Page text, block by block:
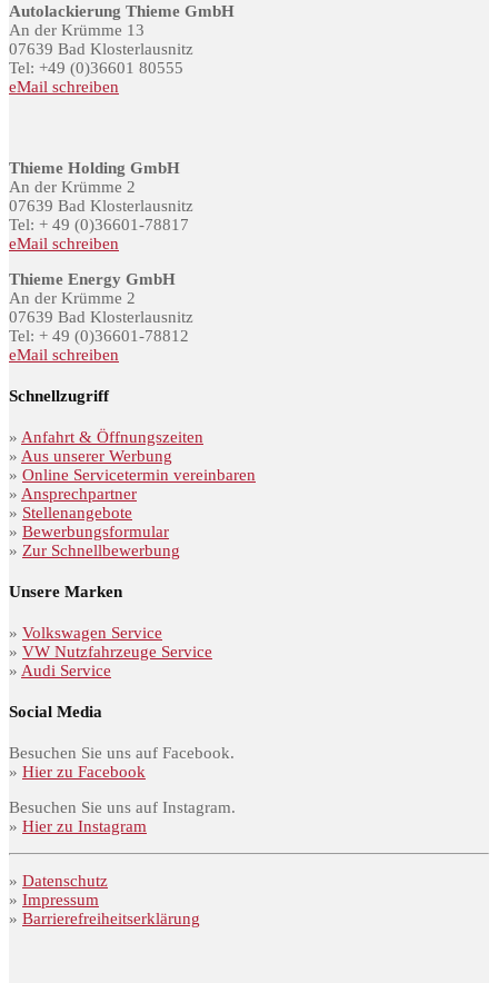
Autolackierung Thieme GmbH
An der Krümme 13
07639 Bad Klosterlausnitz
Tel: +49 (0)36601 80555
eMail schreiben
Thieme Holding GmbH
An der Krümme 2
07639 Bad Klosterlausnitz
Tel: + 49 (0)36601-78817
eMail schreiben
Thieme Energy GmbH
An der Krümme 2
07639 Bad Klosterlausnitz
Tel: + 49 (0)36601-78812
eMail schreiben
Schnellzugriff
» Anfahrt & Öffnungszeiten
» Aus unserer Werbung
» Online Servicetermin vereinbaren
» Ansprechpartner
» Stellenangebote
» Bewerbungsformular
» Zur Schnellbewerbung
Unsere Marken
» Volkswagen Service
» VW Nutzfahrzeuge Service
» Audi Service
Social Media
Besuchen Sie uns auf Facebook.
» Hier zu Facebook
Besuchen Sie uns auf Instagram.
» Hier zu Instagram
» Datenschutz
» Impressum
» Barrierefreiheitserklärung